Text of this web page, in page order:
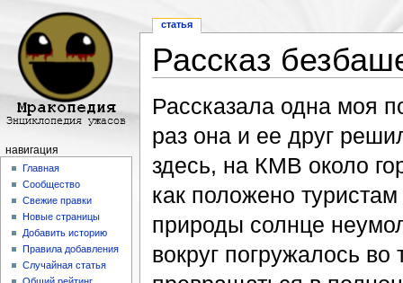
Рассказ
Рассказала одна моя
раз она и ее друг
здесь, на КМВ около
как положено
природы солнце
вокруг погружалось во
статья
навигация
Главная
Сообщество
Свежие правки
Новые страницы
Добавить историю
Правила добавления
Случайная статья